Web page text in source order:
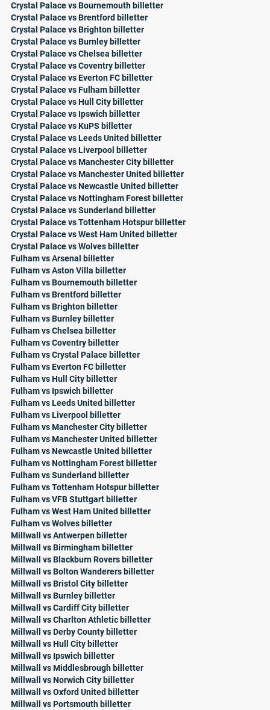
Crystal Palace vs Bournemouth billetter
Crystal Palace vs Brentford billetter
Crystal Palace vs Brighton billetter
Crystal Palace vs Burnley billetter
Crystal Palace vs Chelsea billetter
Crystal Palace vs Coventry billetter
Crystal Palace vs Everton FC billetter
Crystal Palace vs Fulham billetter
Crystal Palace vs Hull City billetter
Crystal Palace vs Ipswich billetter
Crystal Palace vs KuPS billetter
Crystal Palace vs Leeds United billetter
Crystal Palace vs Liverpool billetter
Crystal Palace vs Manchester City billetter
Crystal Palace vs Manchester United billetter
Crystal Palace vs Newcastle United billetter
Crystal Palace vs Nottingham Forest billetter
Crystal Palace vs Sunderland billetter
Crystal Palace vs Tottenham Hotspur billetter
Crystal Palace vs West Ham United billetter
Crystal Palace vs Wolves billetter
Fulham vs Arsenal billetter
Fulham vs Aston Villa billetter
Fulham vs Bournemouth billetter
Fulham vs Brentford billetter
Fulham vs Brighton billetter
Fulham vs Burnley billetter
Fulham vs Chelsea billetter
Fulham vs Coventry billetter
Fulham vs Crystal Palace billetter
Fulham vs Everton FC billetter
Fulham vs Hull City billetter
Fulham vs Ipswich billetter
Fulham vs Leeds United billetter
Fulham vs Liverpool billetter
Fulham vs Manchester City billetter
Fulham vs Manchester United billetter
Fulham vs Newcastle United billetter
Fulham vs Nottingham Forest billetter
Fulham vs Sunderland billetter
Fulham vs Tottenham Hotspur billetter
Fulham vs VFB Stuttgart billetter
Fulham vs West Ham United billetter
Fulham vs Wolves billetter
Millwall vs Antwerpen billetter
Millwall vs Birmingham billetter
Millwall vs Blackburn Rovers billetter
Millwall vs Bolton Wanderers billetter
Millwall vs Bristol City billetter
Millwall vs Burnley billetter
Millwall vs Cardiff City billetter
Millwall vs Charlton Athletic billetter
Millwall vs Derby County billetter
Millwall vs Hull City billetter
Millwall vs Ipswich billetter
Millwall vs Middlesbrough billetter
Millwall vs Norwich City billetter
Millwall vs Oxford United billetter
Millwall vs Portsmouth billetter